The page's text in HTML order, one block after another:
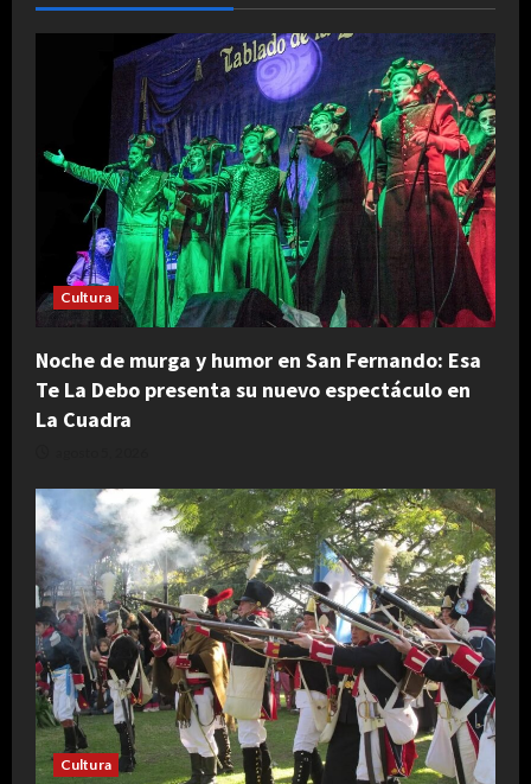
Cultura
Noche de murga y humor en San Fernando: Esa
Te La Debo presenta su nuevo espectáculo en
La Cuadra
Cultura